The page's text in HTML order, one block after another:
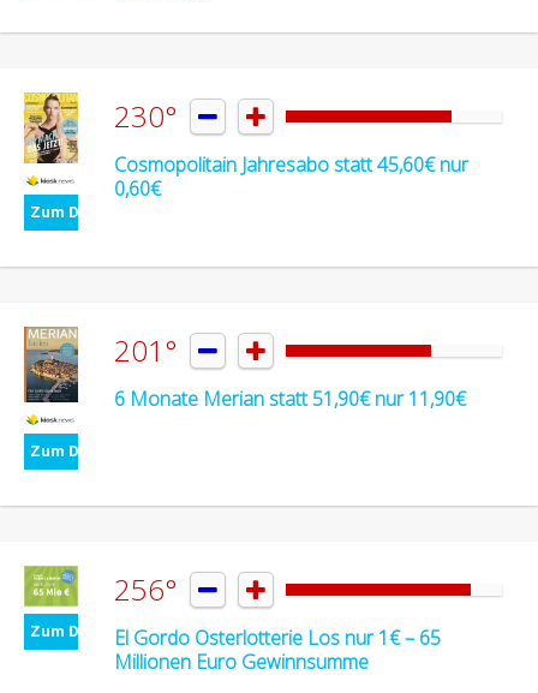
Zum Deal
230°  
Cosmopolitain Jahresabo statt 45,60€ nur
0,60€
Zum Deal
201°  
6 Monate Merian statt 51,90€ nur 11,90€
Zum Deal
256°  
El Gordo Osterlotterie Los nur 1€ – 65
Millionen Euro Gewinnsumme